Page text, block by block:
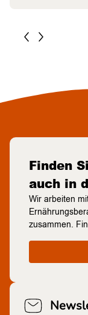
Finden
auch in
Wir arbeiten
zusammen.